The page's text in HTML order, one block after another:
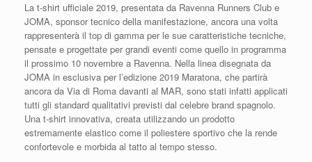
La t-shirt ufficiale 2019, presentata da Ravenna Runners Club e
JOMA, sponsor tecnico della manifestazione, ancora una volta
rappresenterà il top di gamma per le sue caratteristiche tecniche,
pensate e progettate per grandi eventi come quello in programma
il prossimo 10 novembre a Ravenna. Nella linea disegnata da
JOMA in esclusiva per l’edizione 2019 Maratona, che partirà
ancora da Via di Roma davanti al MAR, sono stati infatti applicati
tutti gli standard qualitativi previsti dal celebre brand spagnolo.
Una t-shirt innovativa, creata utilizzando un prodotto
estremamente elastico come il poliestere sportivo che la rende
confortevole e morbida al tatto al tempo stesso.